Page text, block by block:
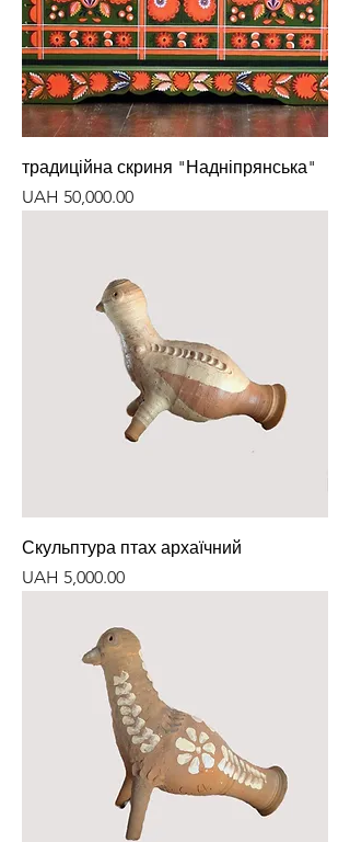
традиційна скриня "Надніпрянська"
Price
UAH 50,000.00
Скульптура птах архаїчний
Price
UAH 5,000.00